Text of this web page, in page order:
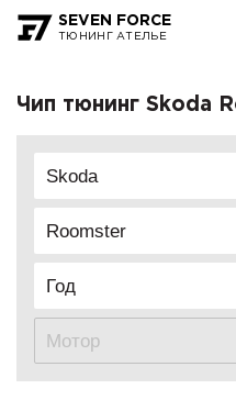
SEVEN FORCE
ТЮНИНГ АТЕЛЬЕ
Чип тюнинг Skoda
Skoda
Roomster
Год
Мотор